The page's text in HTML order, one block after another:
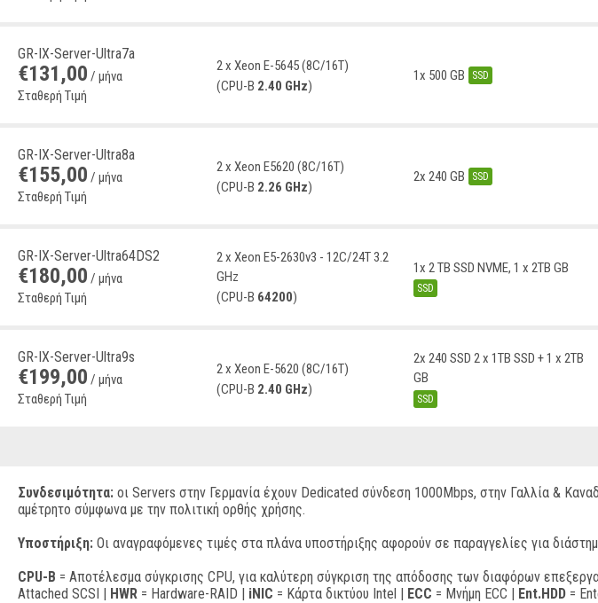
GR-IX-Server-Ultra7a
€131,00 / μήνα
Σταθερή Τιμή
2 x Xeon E-5645 (8C/16T)
(CPU-B 2.40 GHz)
1x 500 GB SSD
GR-IX-Server-Ultra8a
€155,00 / μήνα
Σταθερή Τιμή
2 x Xeon E5620 (8C/16T)
(CPU-B 2.26 GHz)
2x 240 GB SSD
GR-IX-Server-Ultra64DS2
€180,00 / μήνα
Σταθερή Τιμή
2 x Xeon E5-2630v3 - 12C/24T 3.2
GHz
(CPU-B 64200)
1x 2 TB SSD NVME, 1 x 2TB GB
SSD
GR-IX-Server-Ultra9s
€199,00 / μήνα
Σταθερή Τιμή
2 x Xeon E-5620 (8C/16T)
(CPU-B 2.40 GHz)
2x 240 SSD 2 x 1TB SSD + 1 x 2TB
GB
SSD
Συνδεσιμότητα: οι Servers στην Γερμανία έχουν Dedicated σύνδεση 1000Mbps, στην Γαλλία &
αμέτρητο σύμφωνα με την πολιτική ορθής χρήσης.
Υποστήριξη: Οι αναγραφόμενες τιμές στα πλάνα υποστήριξης αφορούν σε παραγγελίες για
CPU-B = Αποτέλεσμα σύγκρισης CPU, για καλύτερη σύγκριση της απόδοσης των διαφόρων
Attached SCSI | HWR = Hardware-RAID | iNIC = Κάρτα δικτύου Intel | ECC = Μνήμη ECC | Ent.HDD =